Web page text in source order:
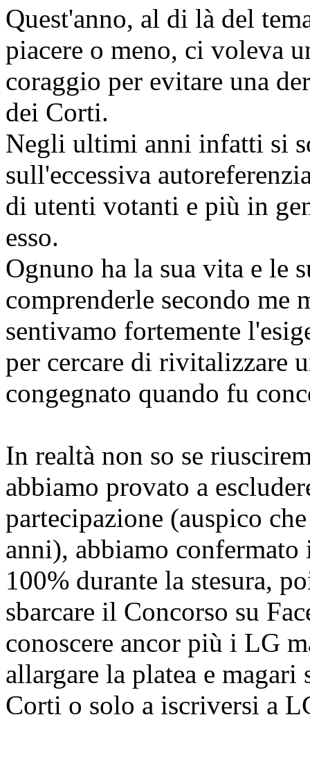
Quest'anno, al di là del
piacere o meno, ci voleva
coraggio per evitare una
dei Corti.
Negli ultimi anni infatti si
sull'eccessiva
di utenti votanti e più in
esso.
Ognuno ha la sua vita e le
comprenderle secondo me
sentivamo fortemente
per cercare di rivitalizzare
congegnato quando fu
In realtà non so se
abbiamo provato a
partecipazione (auspico
anni), abbiamo
100% durante la stesura,
sbarcare il Concorso su
conoscere ancor più i LG
allargare la platea e
Corti o solo a iscriversi a